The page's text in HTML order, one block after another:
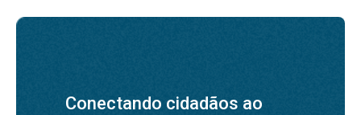
Conectando cidadãos ao